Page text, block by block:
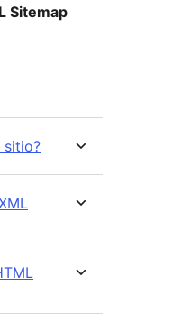
Sitemap
sitio?